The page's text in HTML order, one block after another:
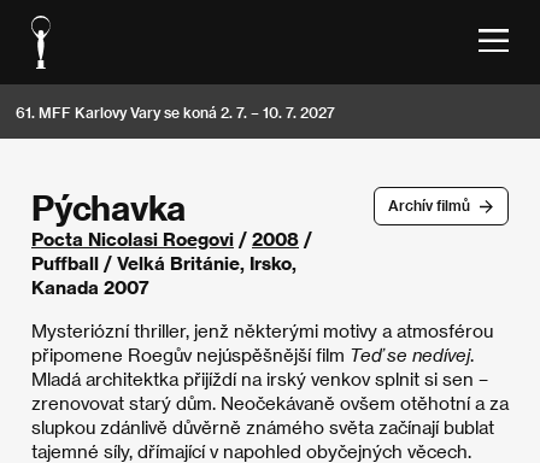
61. MFF Karlovy Vary se koná 2. 7. – 10. 7. 2027
Archív filmů
Pýchavka
Pocta Nicolasi Roegovi / 2008 /
Puffball / Velká Británie, Irsko,
Kanada 2007
Mysteriózní thriller, jenž některými motivy a atmosférou
připomene Roegův nejúspěšnější film Teď se nedívej.
Mladá architektka přijíždí na irský venkov splnit si sen –
zrenovovat starý dům. Neočekávaně ovšem otěhotní a za
slupkou zdánlivě důvěrně známého světa začínají bublat
tajemné síly, dřímající v napohled obyčejných věcech.